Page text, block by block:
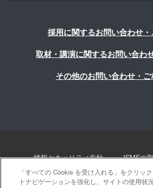
採用に関するお問い合わせ
取材・講演に関するお問い合わ
その他のお問い合わせ・
情報セキュリティ方針 ISMSの
個人情報について 勧誘方針 こ
「すべての Cookie を受け入れる」をクリッ
トナビゲーションを強化し、サイトの使用状